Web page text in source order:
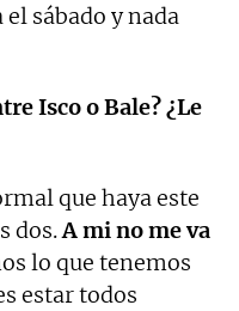
sábado y nada
Isco o Bale? ¿Le
que haya este
dos.A mi no me va
lo que tenemos
estar todos